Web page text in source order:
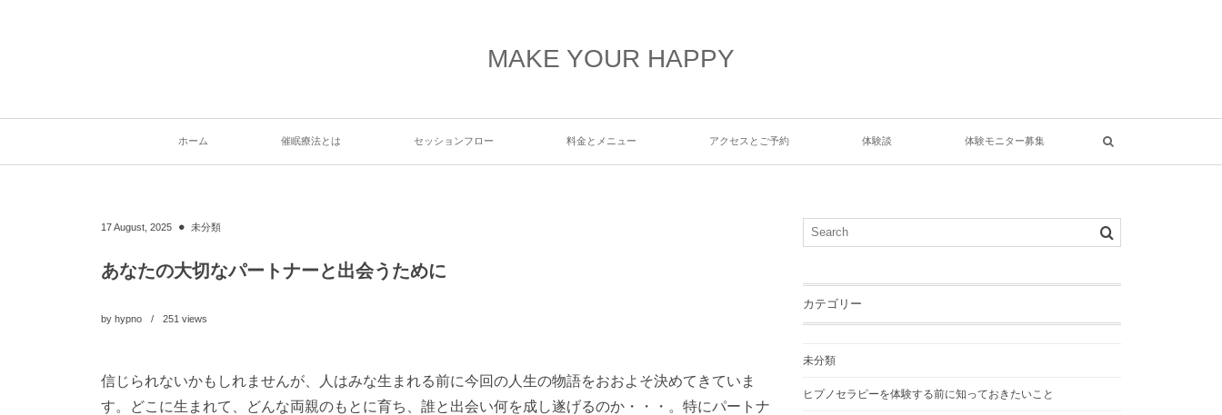
MAKE YOUR HAPPY
ホーム 催眠療法とは セッションフロー 料金とメニュー アクセスとご予約 体験談 体験モニター募集
17August 2025 未分類
あなたの大切なパートナーと出会うために
by hypno 251 views
信じられないかもしれませんが、人はみな生まれる前に今回の人生の物語をおおよそ決めてきていま
す。どこに生まれて、どんな両親のもとに育ち、誰と出会い何を成し遂げるのか・・・。特にパートナ
カテゴリー
未分類
ヒプノセラピーを体験する前に知っておきたいこと